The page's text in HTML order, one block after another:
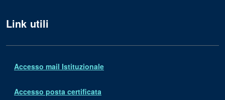
Link utili
Accesso mail Istituzionale
Accesso posta certificata